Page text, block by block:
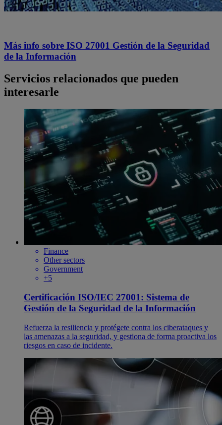
Más info sobre ISO 27001 Gestión de la Seguridad
de la Información
Servicios relacionados que pueden
interesarle
Finance
Other sectors
Government
+5
Certificación ISO/IEC 27001: Sistema de
Gestión de la Seguridad de la Información
Refuerza la resiliencia y protégete contra los ciberataques y
las amenazas a la seguridad, y gestiona de forma proactiva los
riesgos en caso de incidente.